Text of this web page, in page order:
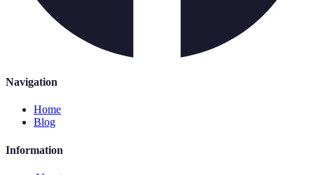
Navigation
Home
Blog
Information